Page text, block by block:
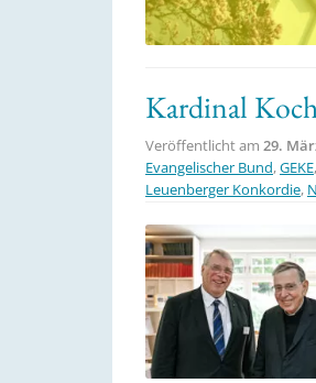
Kardinal
Veröffentlicht am 29.
Evangelischer Bund,GEKE,
Leuenberger Konkordie,